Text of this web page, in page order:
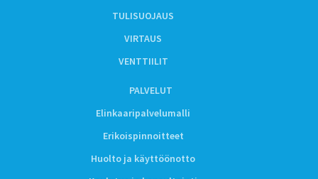
TULISUOJAUS
VIRTAUS
VENTTIILIT
PALVELUT
Elinkaaripalvelumalli
Erikoispinnoitteet
Huolto ja käyttöönotto